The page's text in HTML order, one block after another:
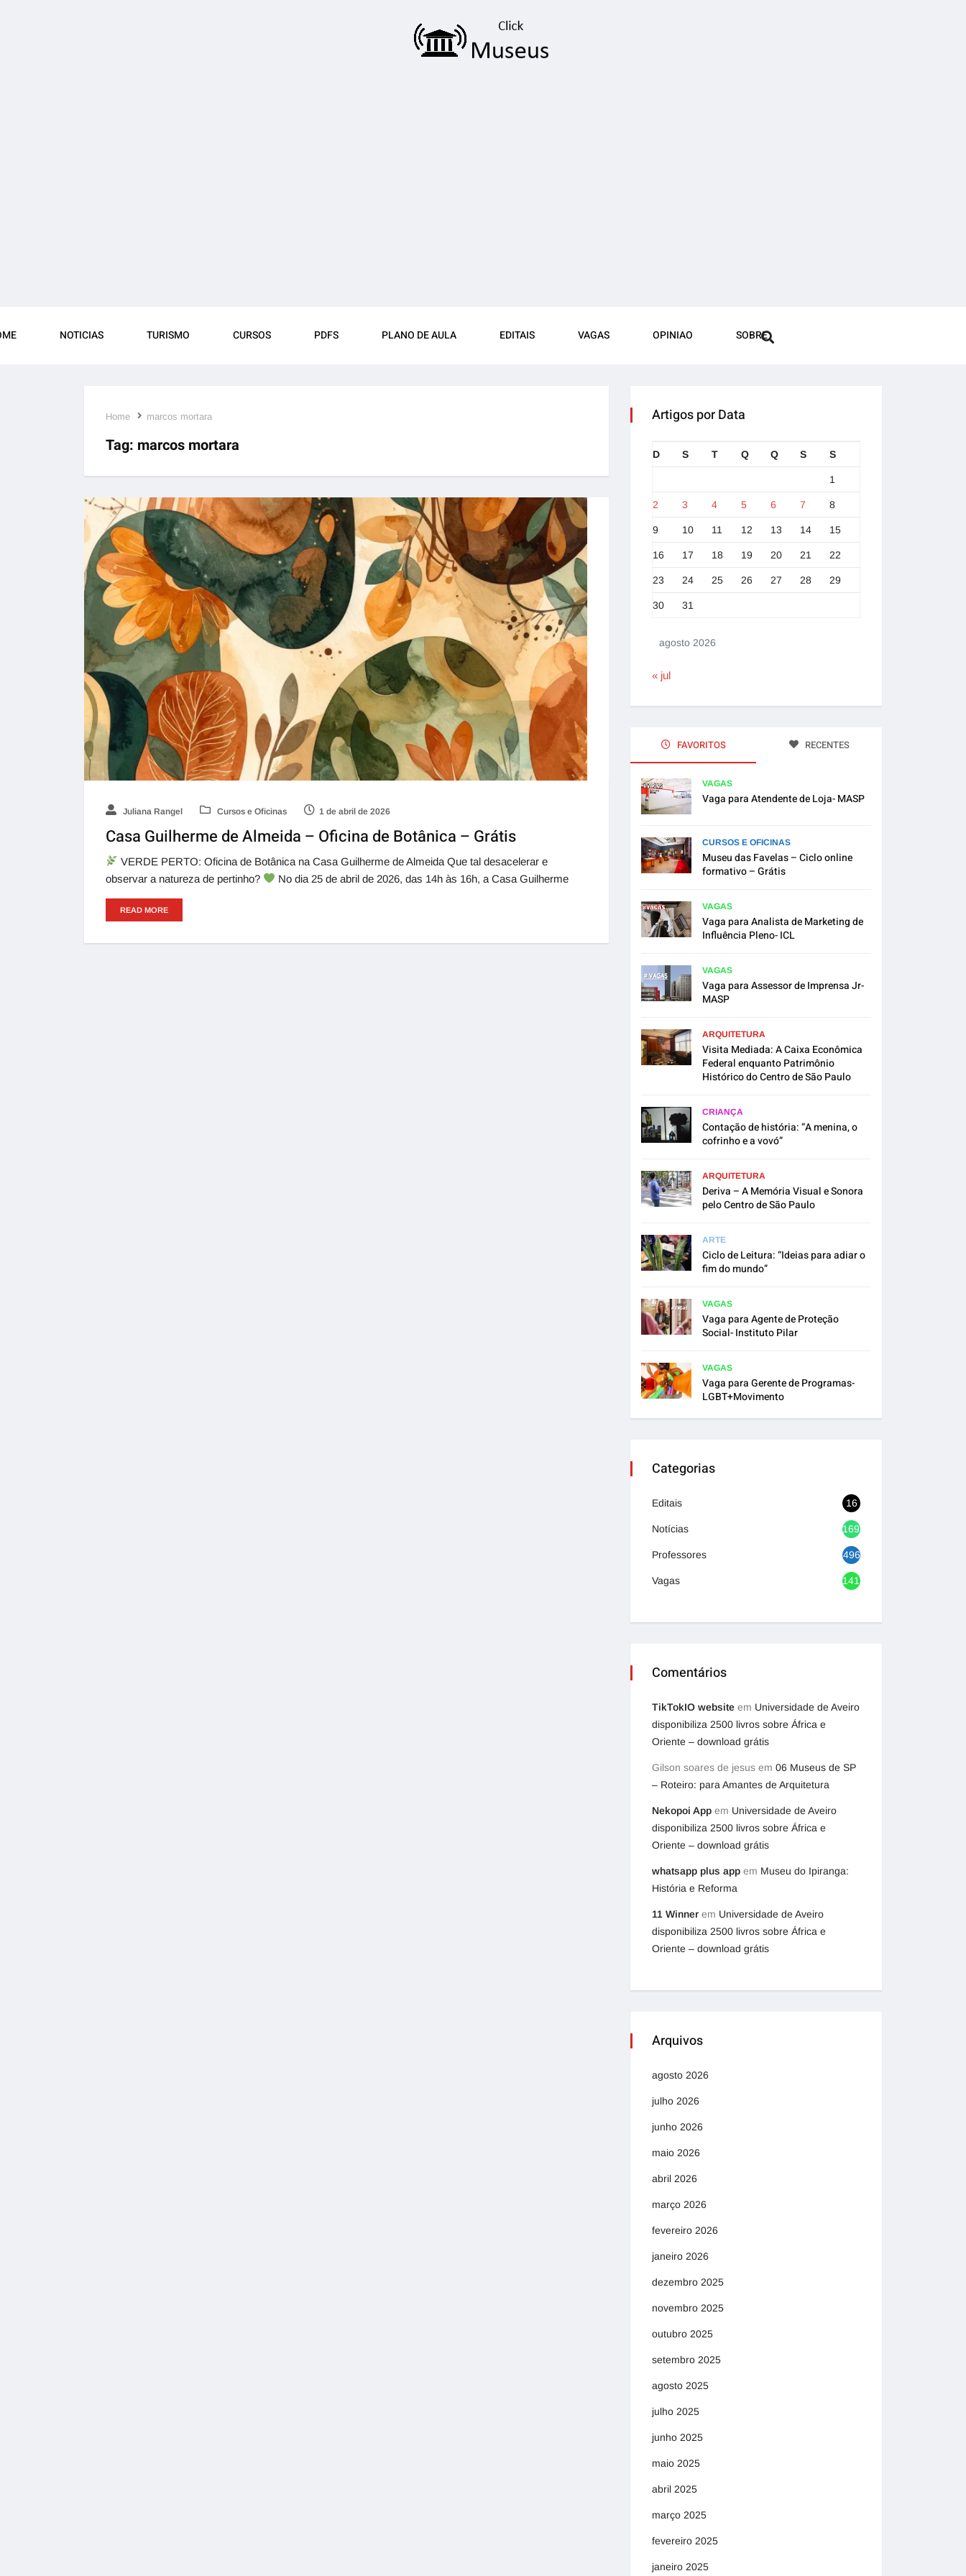
NOTICIAS TURISMO CURSOS PDFS PLANO DE AULA EDITAIS VAGAS OPINIAO SOBRE
Home marcos mortara
Tag: marcos mortara
Juliana Rangel Cursos e Oficinas 1 de abril de 2026
Casa Guilherme de Almeida – Oficina de Botânica – Grátis
VERDE PERTO: Oficina de Botânica na Casa Guilherme de Almeida Que tal desacelerar e
observar a natureza de pertinho?
No dia 25 de abril de 2026, das 14h às 16h, a Casa Guilherme
READ MORE
Artigos por Data
agosto 2026
D S T Q Q S S
1
2 3 4 5 6 7 8
9 10 11 12 13 14 15
16 17 18 19 20 21 22
23 24 25 26 27 28 29
30 31
« jul
FAVORITOS RECENTES
VAGAS
Vaga para Atendente de Loja- MASP
CURSOS E OFICINAS
Museu das Favelas – Ciclo online
formativo – Grátis
VAGAS
Vaga para Analista de Marketing de
Influência Pleno- ICL
VAGAS
Vaga para Assessor de Imprensa Jr-
MASP
ARQUITETURA
Visita Mediada: A Caixa Econômica
Federal enquanto Patrimônio
Histórico do Centro de São Paulo
CRIANÇA
Contação de história: “A menina, o
cofrinho e a vovó”
ARQUITETURA
Deriva – A Memória Visual e Sonora
pelo Centro de São Paulo
ARTE
Ciclo de Leitura: “Ideias para adiar o
fim do mundo”
VAGAS
Vaga para Agente de Proteção
Social- Instituto Pilar
VAGAS
Vaga para Gerente de Programas-
LGBT+Movimento
Categorias
Editais 16
Notícias 1692
Professores 496
Vagas 1417
Comentários
TikTokIO website em Universidade de Aveiro
disponibiliza 2500 livros sobre África e
Oriente – download grátis
Gilson soares de jesus em 06 Museus de SP
– Roteiro: para Amantes de Arquitetura
Nekopoi App em Universidade de Aveiro
disponibiliza 2500 livros sobre África e
Oriente – download grátis
whatsapp plus app em Museu do Ipiranga:
História e Reforma
11 Winner em Universidade de Aveiro
disponibiliza 2500 livros sobre África e
Oriente – download grátis
Arquivos
agosto 2026
julho 2026
junho 2026
maio 2026
abril 2026
março 2026
fevereiro 2026
janeiro 2026
dezembro 2025
novembro 2025
outubro 2025
setembro 2025
agosto 2025
julho 2025
junho 2025
maio 2025
abril 2025
março 2025
fevereiro 2025
janeiro 2025